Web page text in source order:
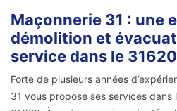
Maçonnerie 31 : une
démolition et
service dans le 31620
Forte de plusieurs années
31 vous propose ses services dans